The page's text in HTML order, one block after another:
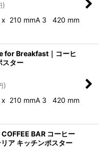
)
x 210 mmA 3 420 mm
for Breakfast｜コーヒ
スター
)
x 210 mmA 3 420 mm
BAR コーヒー
ア キッチンポスター